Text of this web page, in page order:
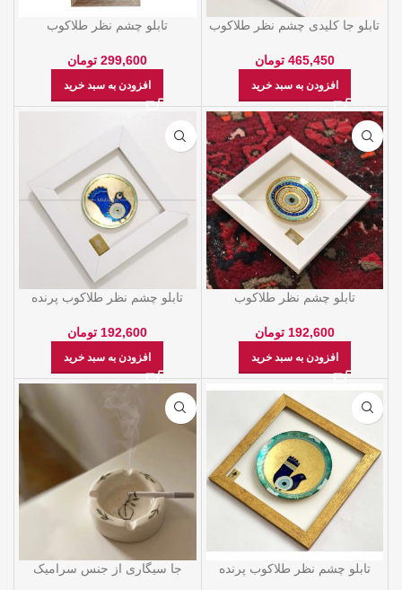
تابلو جا کلیدی چشم نظر طلاکوب
465,450 تومان
افزودن به سبد خرید
تابلو چشم نظر طلاکوب
299,600 تومان
افزودن به سبد خرید
تابلو چشم نظر طلاکوب
192,600 تومان
افزودن به سبد خرید
تابلو چشم نظر طلاکوب پرنده
192,600 تومان
افزودن به سبد خرید
تابلو چشم نظر طلاکوب پرنده
جا سیگاری از جنس سراميک